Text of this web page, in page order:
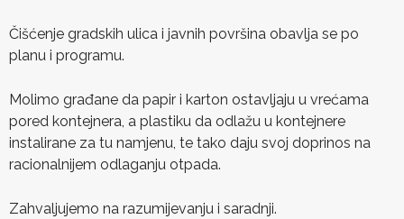
Čišćenje gradskih ulica i javnih površina obavlja se po
planu i programu.
Molimo građane da papir i karton ostavljaju u vrećama
pored kontejnera, a plastiku da odlažu u kontejnere
instalirane za tu namjenu, te tako daju svoj doprinos na
racionalnijem odlaganju otpada.
Zahvaljujemo na razumijevanju i saradnji.